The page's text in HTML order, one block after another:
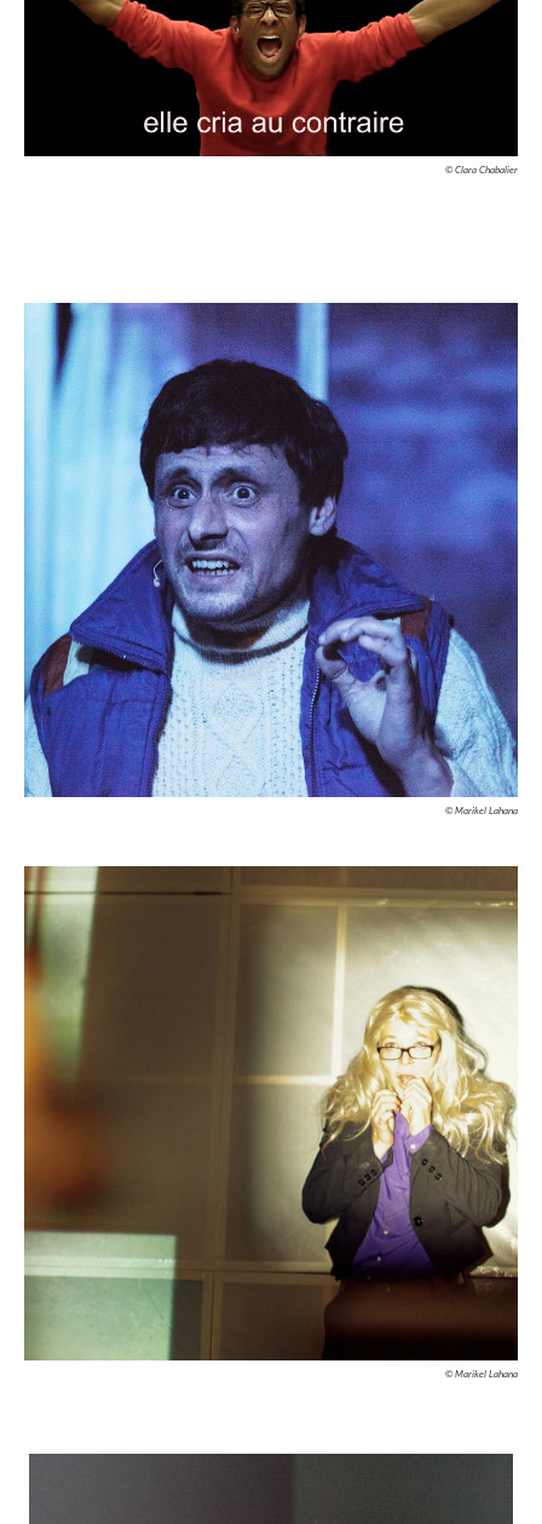
© Clara Chabalier
© Marikel Lahana
© Marikel Lahana